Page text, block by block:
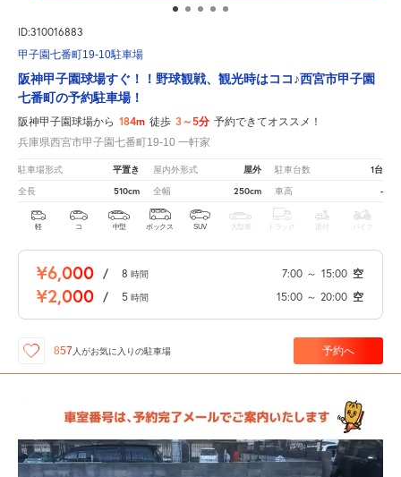
ID:310016883
甲子園七番町19-10駐車場
阪神甲子園球場すぐ！！野球観戦、観光時はココ♪西宮市甲子園
七番町の予約駐車場！
阪神甲子園球場から 184m 徒歩 3～5分 予約できてオススメ！
兵庫県西宮市甲子園七番町19-10 一軒家
駐車場形式 平置き 屋内外形式 屋外 駐車台数 1台
全長 510cm 全幅 250cm 車高 -
軽 コ 中型 ボックス SUV 大型車 トラック 原付 バイク
¥6,000 / 8 時間 7:00 ～ 15:00 空
¥2,000 / 5 時間 15:00 ～ 20:00 空
857 人がお気に入りの駐車場 予約へ